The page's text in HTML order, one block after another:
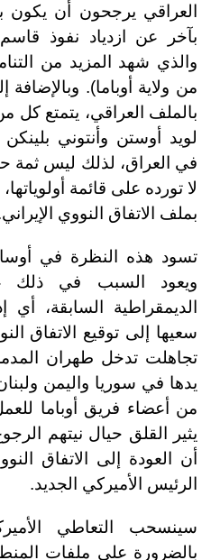
العراقي يرجحون أن يكون
بآخر عن ازدياد نفوذ
والذي شهد المزيد من
من ولاية أوباما).
بالملف العراقي، يتمتع كل
لويد أوستن وأنتوني
في العراق، لذلك ليس ثمة
لا تورده على قائمة
بملف الاتفاق النووي
تسود هذه النظرة في
ويعود السبب في ذلك
الديمقراطية السابقة، أي
سعيها إلى توقيع الاتفاق
تجاهلت تدخل طهران
يدها في سوريا واليمن
من أعضاء فريق أوباما
يثير القلق حيال نيتهم
أن العودة إلى الاتفاق
الرئيس الأميركي الجديد.
سينسحب التعاطي
بالضرورة على ملفات